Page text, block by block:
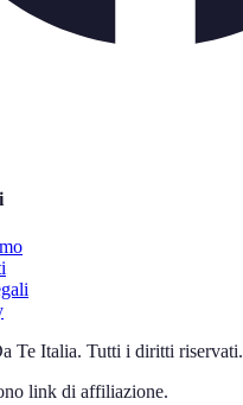
Te Italia. Tutti i diritti riservati.
link di affiliazione.